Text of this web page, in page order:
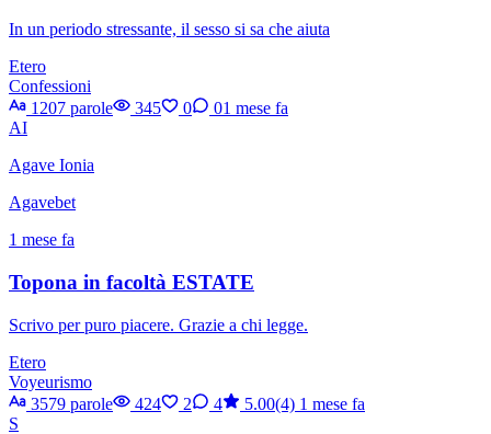
In un periodo stressante, il sesso si sa che aiuta
Etero
Confessioni
1207 parole
345 0 01 mese fa
AI
Agave Ionia
Agavebet
1 mese fa
Topona in facoltà ESTATE
Scrivo per puro piacere. Grazie a chi legge.
Etero
Voyeurismo
3579 parole
424 2 4 5.00(4) 1 mese fa
S